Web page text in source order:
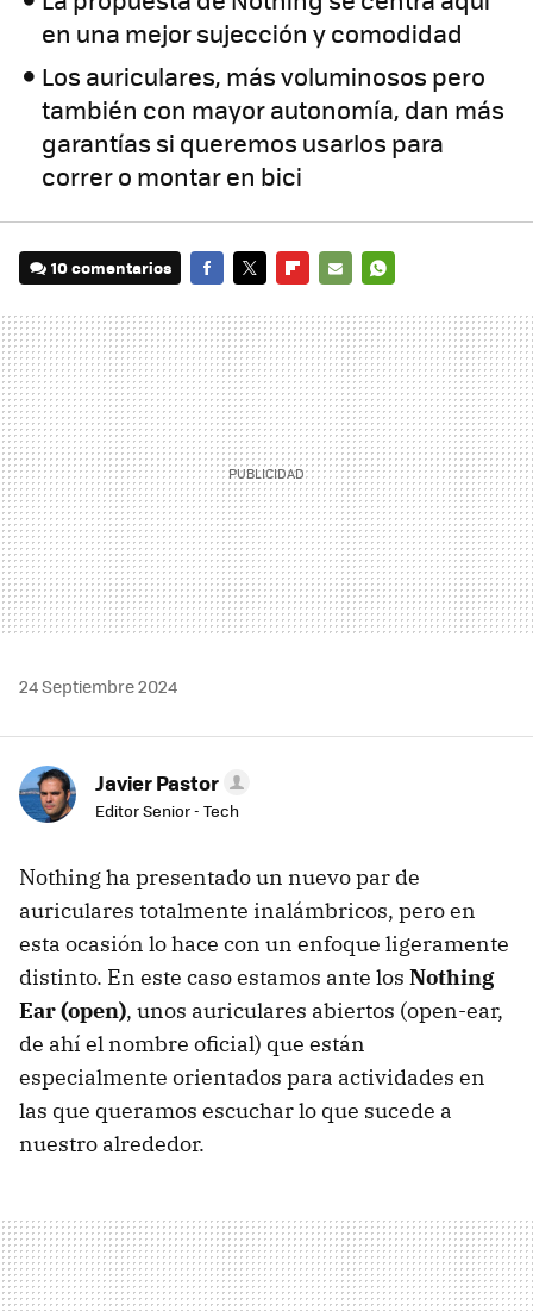
en una mejor sujección y comodidad
Los auriculares, más voluminosos pero
también con mayor autonomía, dan más
garantías si queremos usarlos para
correr o montar en bici
10 comentarios
MAIL
24 Septiembre 2024
Javier Pastor
Editor Senior - Tech
Nothing ha presentado un nuevo par de
auriculares totalmente inalámbricos, pero en
esta ocasión lo hace con un enfoque ligeramente
distinto. En este caso estamos ante los Nothing
Ear (open), unos auriculares abiertos (open-ear,
de ahí el nombre oficial) que están
especialmente orientados para actividades en
las que queramos escuchar lo que sucede a
nuestro alrededor.